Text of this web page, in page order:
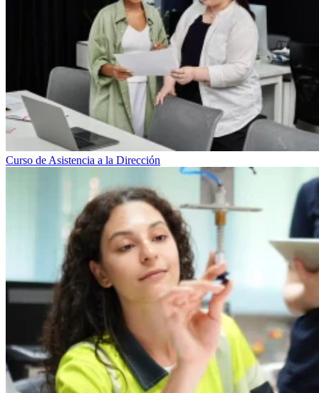
Curso de Asistencia a la Dirección